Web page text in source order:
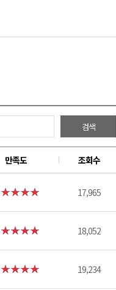
검색
만족도 조회수
17,965
18,052
19,234